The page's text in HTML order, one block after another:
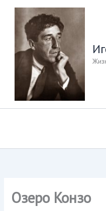
Перейти
содержимому
Озеро Конзо